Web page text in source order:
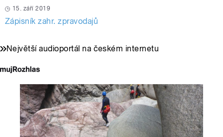
15. září 2019
Zápisník zahr. zpravodajů
Největší audioportál na českém internetu